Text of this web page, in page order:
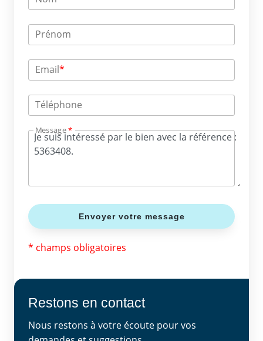
Prénom
Email*
Téléphone
Message*
* champs obligatoires
Restons en contact
Nous restons à votre écoute pour vos